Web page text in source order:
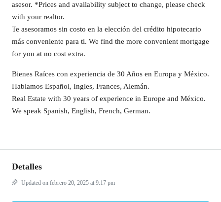
asesor. *Prices and availability subject to change, please check
with your realtor.
Te asesoramos sin costo en la elección del crédito hipotecario
más conveniente para ti. We find the more convenient mortgage
for you at no cost extra.
Bienes Raíces con experiencia de 30 Años en Europa y México.
Hablamos Español, Ingles, Frances, Alemán.
Real Estate with 30 years of experience in Europe and México.
We speak Spanish, English, French, German.
Detalles
Updated on febrero 20, 2025 at 9:17 pm